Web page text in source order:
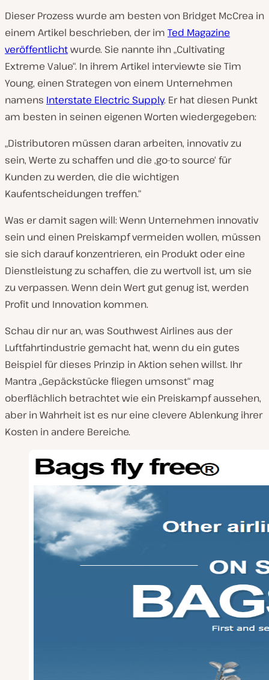
Dieser Prozess wurde am besten von Bridget McCrea in
einem Artikel beschrieben, der im Ted Magazine
veröffentlichtwurde. Sie nannte ihn „Cultivating
Extreme Value“. In ihrem Artikel interviewte sie Tim
Young, einen Strategen von einem Unternehmen
namens Interstate Electric Supply. Er hat diesen Punkt
am besten in seinen eigenen Worten wiedergegeben:
„Distributoren müssen daran arbeiten, innovativ zu
sein, Werte zu schaffen und die ‚go-to source‘ für
Kunden zu werden, die die wichtigen
Kaufentscheidungen treffen.“
Was er damit sagen will: Wenn Unternehmen innovativ
sein und einen Preiskampf vermeiden wollen, müssen
sie sich darauf konzentrieren, ein Produkt oder eine
Dienstleistung zu schaffen, die zu wertvoll ist, um sie
zu verpassen. Wenn dein Wert gut genug ist, werden
Profit und Innovation kommen.
Schau dir nur an, was Southwest Airlines aus der
Luftfahrtindustrie gemacht hat, wenn du ein gutes
Beispiel für dieses Prinzip in Aktion sehen willst. Ihr
Mantra „Gepäckstücke fliegen umsonst“ mag
oberflächlich betrachtet wie ein Preiskampf aussehen,
aber in Wahrheit ist es nur eine clevere Ablenkung ihrer
Kosten in andere Bereiche.